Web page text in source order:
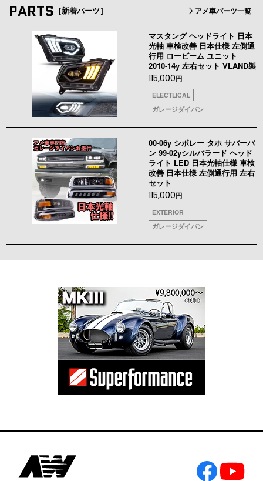
PARTS ［新着パーツ］ アメ車パーツ一覧
マスタング ヘッドライト 日本
光軸 車検改善 日本仕様 左側通
行用 ロービーム ユニット
2010-14y 左右セット VLAND製
115,000円
ELECTLICAL
ガレージダイバン
00-06y シボレー タホ サバーバ
ン 99-02yシルバラード ヘッド
ライト LED 日本光軸仕様 車検
改善 日本仕様 左側通行用 左右
セット
115,000円
EXTERIOR
ガレージダイバン